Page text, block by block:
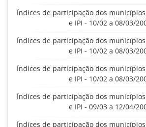
Índices de participação dos municípios
e IPI - 10/02 a 08/03/
Índices de participação dos municípios
e IPI - 10/02 a 08/03/
Índices de participação dos municípios
e IPI - 10/02 a 08/03/
Índices de participação dos municípios
e IPI - 09/03 a 12/04/
Índices de participação dos municípios